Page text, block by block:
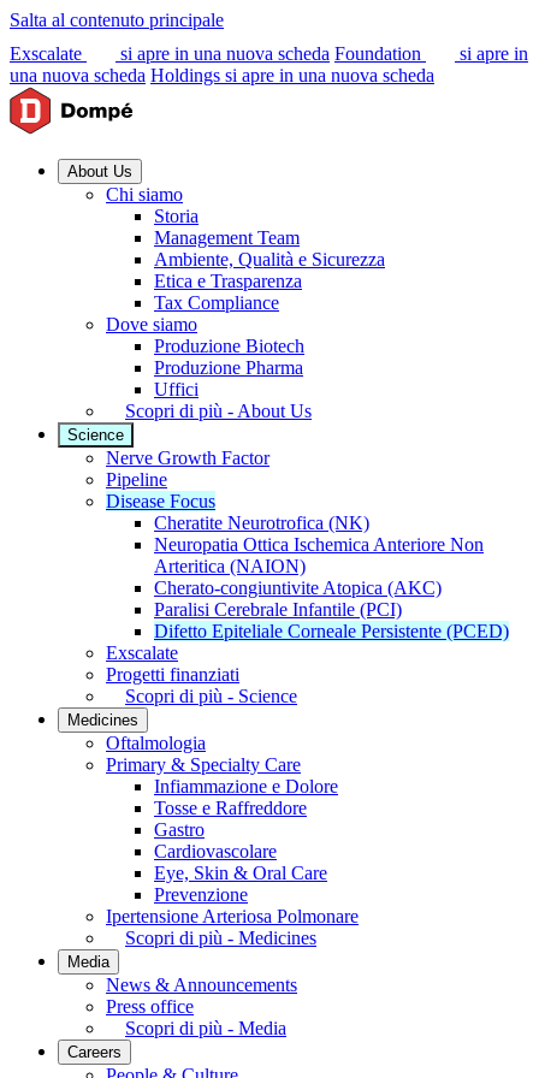
Salta al contenuto principale
Exscalate
si apre in una nuova scheda Foundation
si apre in
una nuova scheda Holdings si apre in una nuova scheda
About Us
Chi siamo
Storia
Management Team
Ambiente, Qualità e Sicurezza
Etica e Trasparenza
Tax Compliance
Dove siamo
Produzione Biotech
Produzione Pharma
Uffici
Scopri di più - About Us
Science
Nerve Growth Factor
Pipeline
Disease Focus
Cheratite Neurotrofica (NK)
Neuropatia Ottica Ischemica Anteriore Non
Arteritica (NAION)
Cherato-congiuntivite Atopica (AKC)
Paralisi Cerebrale Infantile (PCI)
Difetto Epiteliale Corneale Persistente (PCED)
Exscalate
Progetti finanziati
Scopri di più - Science
Medicines
Oftalmologia
Primary & Specialty Care
Infiammazione e Dolore
Tosse e Raffreddore
Gastro
Cardiovascolare
Eye, Skin & Oral Care
Prevenzione
Ipertensione Arteriosa Polmonare
Scopri di più - Medicines
Media
News & Announcements
Press office
Scopri di più - Media
Careers